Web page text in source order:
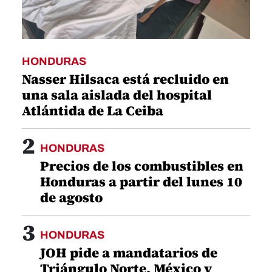
HONDURAS
Nasser Hilsaca está recluido en
una sala aislada del hospital
Atlántida de La Ceiba
2 HONDURAS
Precios de los combustibles en
Honduras a partir del lunes 10
de agosto
3 HONDURAS
JOH pide a mandatarios de